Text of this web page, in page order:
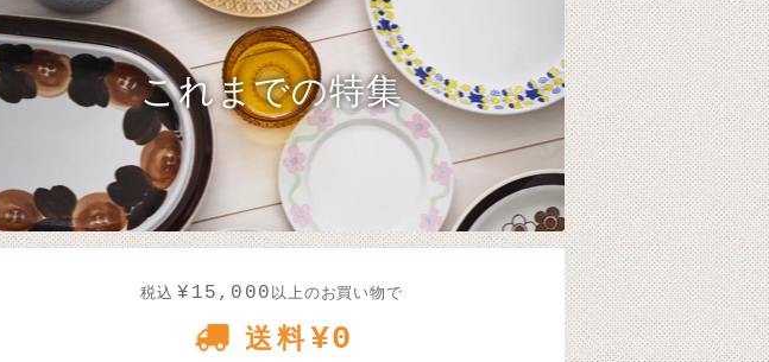
これまでの特集
税込 ¥15,000 以上のお買い物で
送料¥0